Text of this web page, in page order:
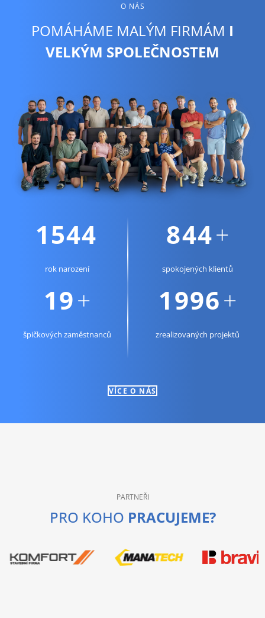
O NÁS
POMÁHÁME MALÝM FIRMÁM I
VELKÝM SPOLEČNOSTEM
1964
rok narození
1075+
spokojených klientů
24+
špičkových zaměstnanců
2542+
zrealizovaných projektů
VÍCE O NÁS
PARTNEŘI
PRO KOHO PRACUJEME?